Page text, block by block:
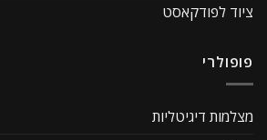
ציוד לפודקאסט
פופולרי
מצלמות דיגיטליות